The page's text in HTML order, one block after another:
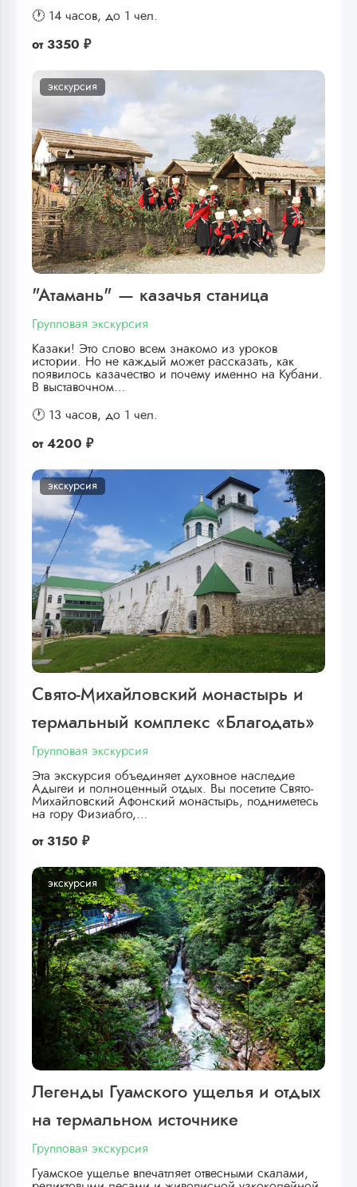
🕐 14 часов, до 1 чел.
от 3350 ₽
экскурсия
"Атамань" — казачья станица
Групповая экскурсия
Казаки! Это слово всем знакомо из уроков
истории. Но не каждый может рассказать, как
появилось казачество и почему именно на Кубани.
В выставочном…
🕐 13 часов, до 1 чел.
от 4200 ₽
экскурсия
Свято-Михайловский монастырь и
термальный комплекс «Благодать»
Групповая экскурсия
Эта экскурсия объединяет духовное наследие
Адыгеи и полноценный отдых. Вы посетите Свято-
Михайловский Афонский монастырь, подниметесь
на гору Физиабго,…
от 3150 ₽
экскурсия
Легенды Гуамского ущелья и отдых
на термальном источнике
Групповая экскурсия
Гуамское ущелье впечатляет отвесными скалами,